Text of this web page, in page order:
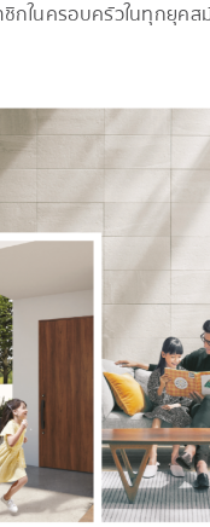
ชิกในครอบครัวในทุกยุคส